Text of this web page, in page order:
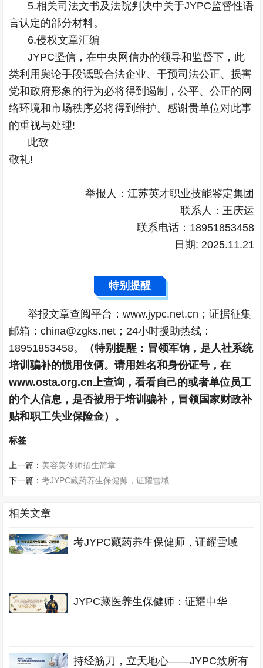
5.相关司法文书及法院判决中关于JYPC监督性语
言认定的部分材料。
6.侵权文章汇编
JYPC坚信，在中央网信办的领导和监督下，此
类利用舆论手段诋毁合法企业、干预司法公正、损害
党和政府形象的行为必将得到遏制，公平、公正的网
络环境和市场秩序必将得到维护。感谢贵单位对此事
的重视与处理!
此致
敬礼!
举报人：江苏英才职业技能鉴定集团
联系人：王庆运
联系电话：18951853458
日期: 2025.11.21
特别提醒
举报文章查阅平台：www.jypc.net.cn；证据征集
邮箱：china@zgks.net；24小时援助热线：
18951853458。
（特别提醒：冒领军饷，是人社系统
培训骗补的惯用伎俩。请用姓名和身份证号，在
www.osta.org.cn上查询，看看自己的或者单位员工
的个人信息，是否被用于培训骗补，冒领国家财政补
贴和职工失业保险金）。
标签
上一篇： 美容美体师招生简章
下一篇：考JYPC藏药养生保健师，证耀雪域
相关文章
考JYPC藏药养生保健师，证耀雪域
JYPC藏医养生保健师：证耀中华
持经筋刀，立天地心——JYPC致所有